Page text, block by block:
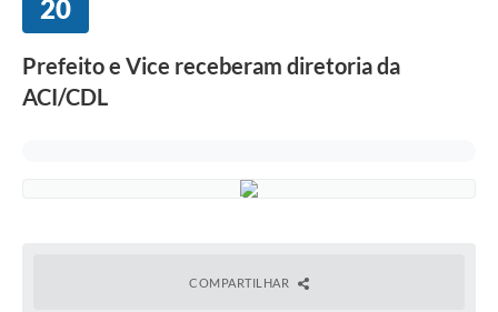
20
Prefeito e Vice receberam diretoria da
ACI/CDL
COMPARTILHAR